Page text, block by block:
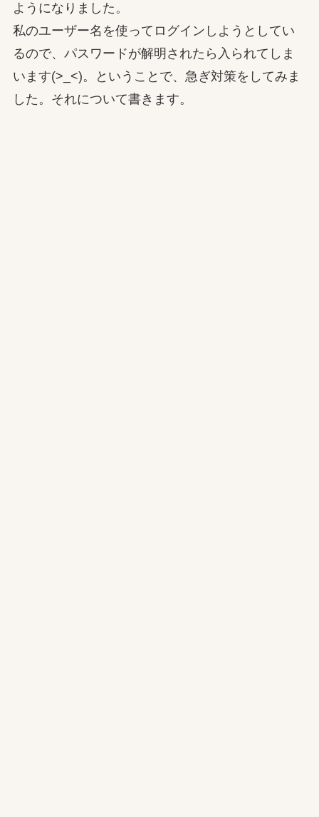
ようになりました。
私のユーザー名を使ってログインしようとしてい
るので、パスワードが解明されたら入られてしま
います(>_<)。ということで、急ぎ対策をしてみま
した。それについて書きます。